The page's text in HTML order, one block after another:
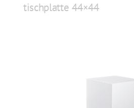
tischplatte 44×44